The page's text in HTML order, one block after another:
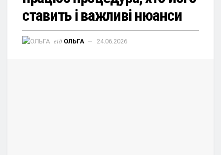
ставить і важливі нюанси
від ОЛЬГА 24.06.2026